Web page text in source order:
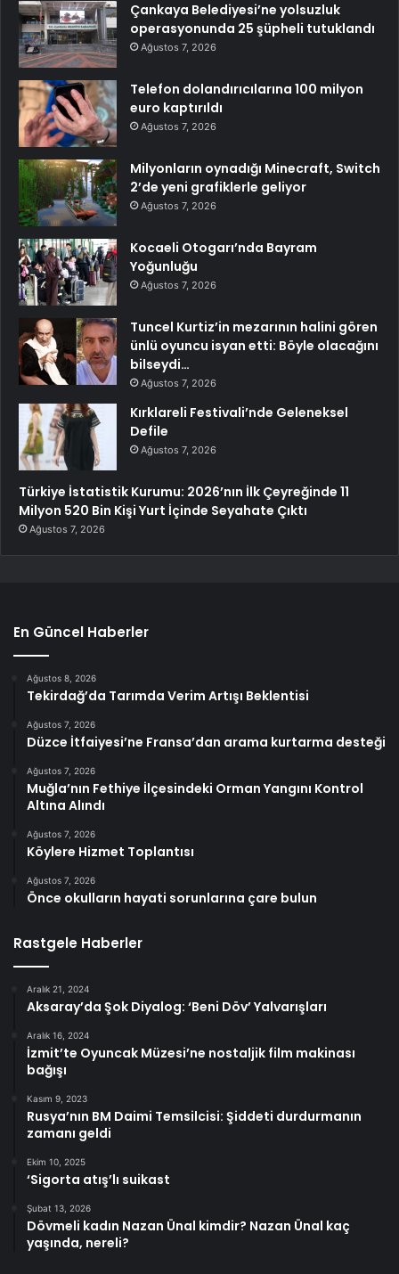
Çankaya Belediyesi’ne yolsuzluk
operasyonunda 25 şüpheli tutuklandı
Ağustos 7, 2026
Telefon dolandırıcılarına 100 milyon
euro kaptırıldı
Ağustos 7, 2026
Milyonların oynadığı Minecraft, Switch
2’de yeni grafiklerle geliyor
Ağustos 7, 2026
Kocaeli Otogarı’nda Bayram
Yoğunluğu
Ağustos 7, 2026
Tuncel Kurtiz’in mezarının halini gören
ünlü oyuncu isyan etti: Böyle olacağını
bilseydi…
Ağustos 7, 2026
Kırklareli Festivali’nde Geleneksel
Defile
Ağustos 7, 2026
Türkiye İstatistik Kurumu: 2026’nın İlk Çeyreğinde 11
Milyon 520 Bin Kişi Yurt İçinde Seyahate Çıktı
Ağustos 7, 2026
En Güncel Haberler
Ağustos 8, 2026
Tekirdağ’da Tarımda Verim Artışı Beklentisi
Ağustos 7, 2026
Düzce İtfaiyesi’ne Fransa’dan arama kurtarma desteği
Ağustos 7, 2026
Muğla’nın Fethiye İlçesindeki Orman Yangını Kontrol
Altına Alındı
Ağustos 7, 2026
Köylere Hizmet Toplantısı
Ağustos 7, 2026
Önce okulların hayati sorunlarına çare bulun
Rastgele Haberler
Aralık 21, 2024
Aksaray’da Şok Diyalog: ‘Beni Döv’ Yalvarışları
Aralık 16, 2024
İzmit’te Oyuncak Müzesi’ne nostaljik film makinası
bağışı
Kasım 9, 2023
Rusya’nın BM Daimi Temsilcisi: Şiddeti durdurmanın
zamanı geldi
Ekim 10, 2025
‘Sigorta atış’lı suikast
Şubat 13, 2026
Dövmeli kadın Nazan Ünal kimdir? Nazan Ünal kaç
yaşında, nereli?